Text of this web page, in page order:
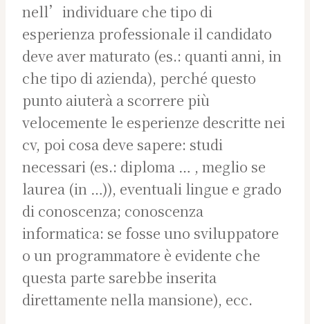
nell’individuare che tipo di
esperienza professionale il candidato
deve aver maturato (es.: quanti anni, in
che tipo di azienda), perché questo
punto aiuterà a scorrere più
velocemente le esperienze descritte nei
cv, poi cosa deve sapere: studi
necessari (es.: diploma … , meglio se
laurea (in …)), eventuali lingue e grado
di conoscenza; conoscenza
informatica: se fosse uno sviluppatore
o un programmatore è evidente che
questa parte sarebbe inserita
direttamente nella mansione), ecc.